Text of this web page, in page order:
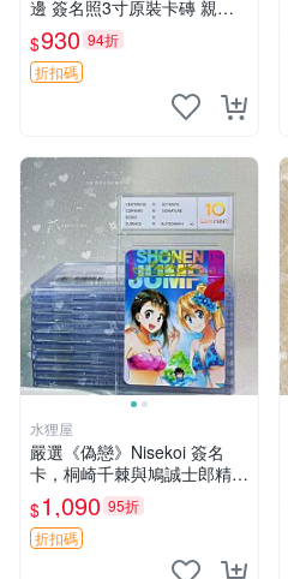
邊 簽名照3寸原裝卡磚 親
筆、收藏、簽名照
$930 94折
折扣碼
水狸屋
嚴選《偽戀》Nisekoi 簽名
卡，桐崎千棘與鳩誠士郎精美
周邊，3寸日版中古帶原裝卡
磚，國內直郵 偽戀 Nisekoi
簽名卡 桐崎千棘
$1,090 95折
折扣碼